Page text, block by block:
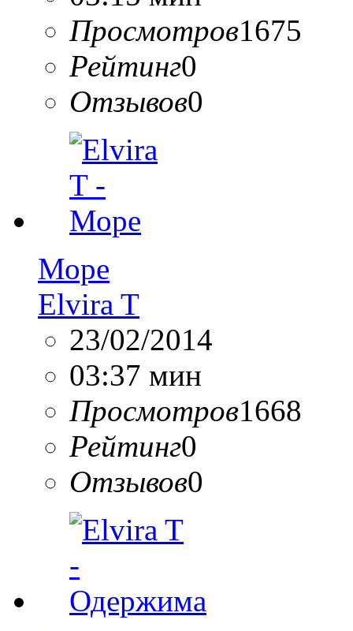
Просмотров1675
Рейтинг0
Отзывов0
Море
Elvira T
23/02/2014
03:37 мин
Просмотров1668
Рейтинг0
Отзывов0